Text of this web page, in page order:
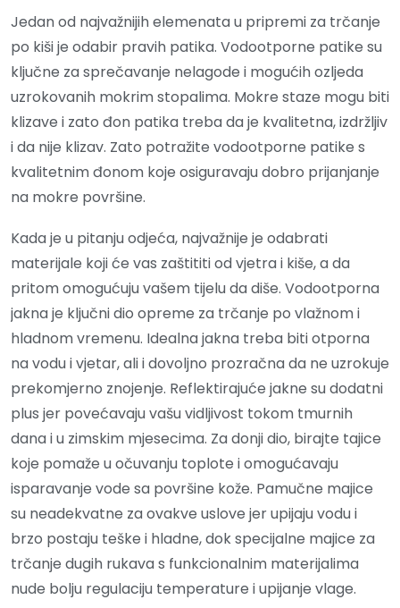
Jedan od najvažnijih elemenata u pripremi za trčanje
po kiši je odabir pravih patika. Vodootporne patike su
ključne za sprečavanje nelagode i mogućih ozljeda
uzrokovanih mokrim stopalima. Mokre staze mogu biti
klizave i zato đon patika treba da je kvalitetna, izdržljiv
i da nije klizav. Zato potražite vodootporne patike s
kvalitetnim đonom koje osiguravaju dobro prijanjanje
na mokre površine.
Kada je u pitanju odjeća, najvažnije je odabrati
materijale koji će vas zaštititi od vjetra i kiše, a da
pritom omogućuju vašem tijelu da diše. Vodootporna
jakna je ključni dio opreme za trčanje po vlažnom i
hladnom vremenu. Idealna jakna treba biti otporna
na vodu i vjetar, ali i dovoljno prozračna da ne uzrokuje
prekomjerno znojenje. Reflektirajuće jakne su dodatni
plus jer povećavaju vašu vidljivost tokom tmurnih
dana i u zimskim mjesecima. Za donji dio, birajte tajice
koje pomaže u očuvanju toplote i omogućavaju
isparavanje vode sa površine kože. Pamučne majice
su neadekvatne za ovakve uslove jer upijaju vodu i
brzo postaju teške i hladne, dok specijalne majice za
trčanje dugih rukava s funkcionalnim materijalima
nude bolju regulaciju temperature i upijanje vlage.